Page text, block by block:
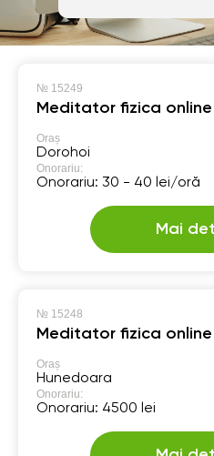
№ 15249
Meditator fizica online
Oraș
Dorohoi
Onorariu:
Onorariu: 30 - 40 lei/oră
Mai
№ 15248
Meditator fizica online
Oraș
Hunedoara
Onorariu:
Onorariu: 4500 lei